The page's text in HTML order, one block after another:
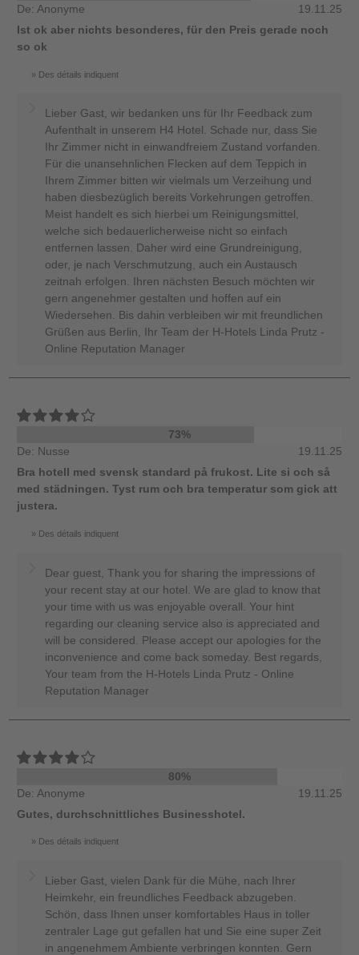
De: Anonyme
19.11.25
Ist ok aber nichts besonderes, für den Preis gerade noch
so ok
Des détails indiquent
Lieber Gast, wir bedanken uns für Ihr Feedback zum
Aufenthalt in unserem H4 Hotel. Schade nur, dass Sie
Ihr Zimmer nicht in einwandfreiem Zustand vorfanden.
Für die unansehnlichen Flecken auf dem Teppich in
Ihrem Zimmer bitten wir vielmals um Verzeihung und
haben diesbezüglich bereits Vorkehrungen getroffen.
Meist handelt es sich hierbei um Reinigungsmittel,
welche sich bedauerlicherweise nicht so einfach
entfernen lassen. Daher wird eine Grundreinigung,
oder, je nach Verschmutzung, auch ein Austausch
zeitnah erfolgen. Ihren nächsten Besuch möchten wir
gern angenehmer gestalten und hoffen auf ein
Wiedersehen. Bis dahin verbleiben wir mit freundlichen
Grüßen aus Berlin, Ihr Team der H-Hotels Linda Prutz -
Online Reputation Manager
73%
De: Nusse
19.11.25
Bra hotell med svensk standard på frukost. Lite si och så
med städningen. Tyst rum och bra temperatur som gick att
justera.
Des détails indiquent
Dear guest, Thank you for sharing the impressions of
your recent stay at our hotel. We are glad to know that
your time with us was enjoyable overall. Your hint
regarding our cleaning service also is appreciated and
will be considered. Please accept our apologies for the
inconvenience and come back someday. Best regards,
Your team from the H-Hotels Linda Prutz - Online
Reputation Manager
80%
De: Anonyme
19.11.25
Gutes, durchschnittliches Businesshotel.
Des détails indiquent
Lieber Gast, vielen Dank für die Mühe, nach Ihrer
Heimkehr, ein freundliches Feedback abzugeben.
Schön, dass Ihnen unser komfortables Haus in toller
zentraler Lage gut gefallen hat und Sie eine super Zeit
in angenehmem Ambiente verbringen konnten. Gern